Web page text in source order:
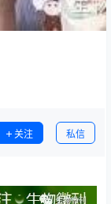
关注 私信